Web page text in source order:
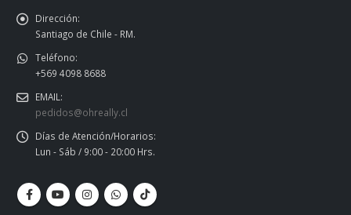
Dirección:
Santiago de Chile - RM.
Teléfono:
+569 4098 8688
EMAIL:
pedidos@ohreally.cl
Días de Atención/Horarios:
Lun - Sáb / 9:00 - 20:00 Hrs.